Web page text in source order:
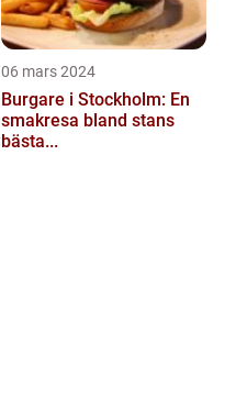
06 mars 2024
Burgare i Stockholm: En
smakresa bland stans
bästa...